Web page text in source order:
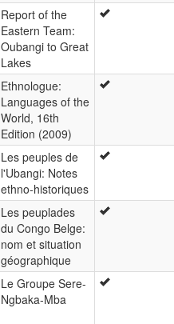
Report of the
Eastern Team:
Oubangi to Great
Lakes
Ethnologue:
Languages of the
World, 16th
Edition (2009)
Les peuples de
l'Ubangi: Notes
ethno-historiques
Les peuplades
du Congo Belge:
nom et situation
géographique
Le Groupe Sere-
Ngbaka-Mba